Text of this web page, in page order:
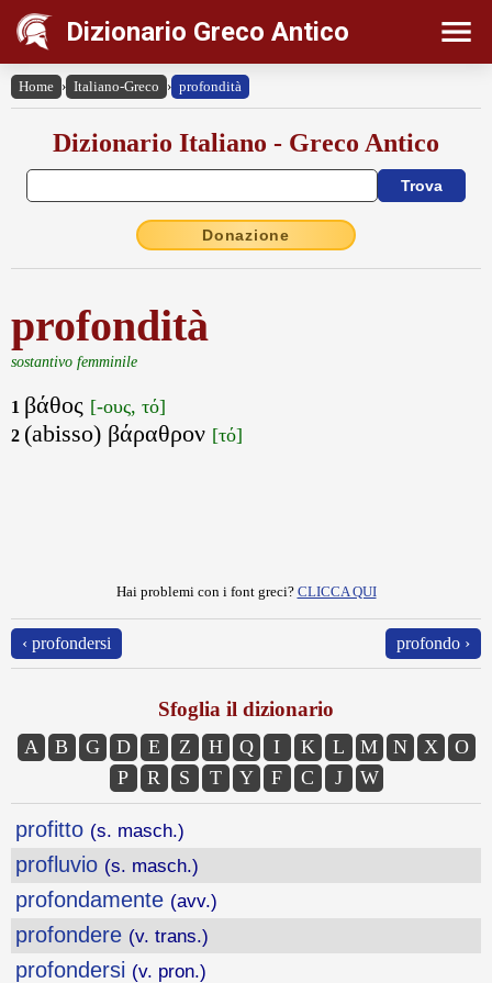
Dizionario Greco Antico
Home › Italiano-Greco › profondità
Dizionario Italiano - Greco Antico
Donazione
profondità
sostantivo femminile
1 βάθος [-ους, τό]
2 (abisso) βάραθρον [τό]
Hai problemi con i font greci? CLICCA QUI
‹ profondersi profondo ›
Sfoglia il dizionario
A B G D E Z H Q I K L M N X
O
P
R S T Y F C J W
profitto (s. masch.)
profluvio (s. masch.)
profondamente (avv.)
profondere (v. trans.)
profondersi (v. pron.)